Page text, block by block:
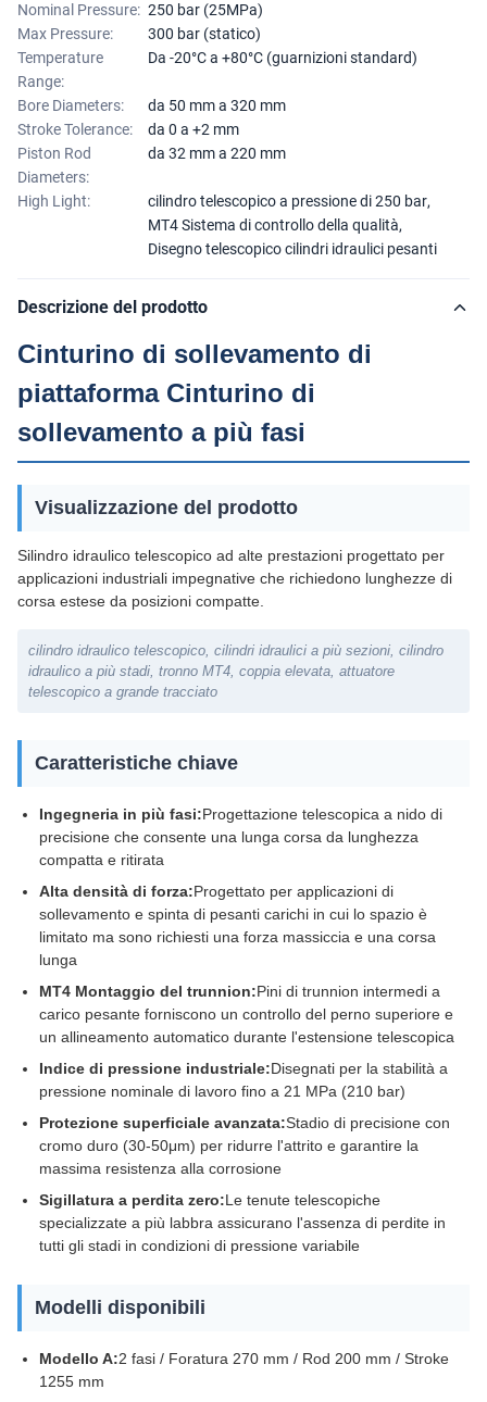
Nominal Pressure: 250 bar (25MPa)
Max Pressure:
300 bar (statico)
Temperature
Range:
Da -20°C a +80°C (guarnizioni standard)
Bore Diameters:
da 50 mm a 320 mm
Stroke Tolerance:
da 0 a +2 mm
Piston Rod
Diameters:
da 32 mm a 220 mm
High Light: cilindro telescopico a pressione di 250 bar,
MT4 Sistema di controllo della qualità,
Disegno telescopico cilindri idraulici pesanti
Descrizione del prodotto
Cinturino di sollevamento di
piattaforma Cinturino di
sollevamento a più fasi
Visualizzazione del prodotto
Silindro idraulico telescopico ad alte prestazioni progettato per
applicazioni industriali impegnative che richiedono lunghezze di
corsa estese da posizioni compatte.
cilindro idraulico telescopico, cilindri idraulici a più sezioni, cilindro
idraulico a più stadi, tronno MT4, coppia elevata, attuatore
telescopico a grande tracciato
Caratteristiche chiave
Ingegneria in più fasi:Progettazione telescopica a nido di
precisione che consente una lunga corsa da lunghezza
compatta e ritirata
Alta densità di forza:Progettato per applicazioni di
sollevamento e spinta di pesanti carichi in cui lo spazio è
limitato ma sono richiesti una forza massiccia e una corsa
lunga
MT4 Montaggio del trunnion:Pini di trunnion intermedi a
carico pesante forniscono un controllo del perno superiore e
un allineamento automatico durante l'estensione telescopica
Indice di pressione industriale:Disegnati per la stabilità a
pressione nominale di lavoro fino a 21 MPa (210 bar)
Protezione superficiale avanzata:Stadio di precisione con
cromo duro (30-50μm) per ridurre l'attrito e garantire la
massima resistenza alla corrosione
Sigillatura a perdita zero:Le tenute telescopiche
specializzate a più labbra assicurano l'assenza di perdite in
tutti gli stadi in condizioni di pressione variabile
Modelli disponibili
Modello A:2 fasi / Foratura 270 mm / Rod 200 mm / Stroke
1255 mm